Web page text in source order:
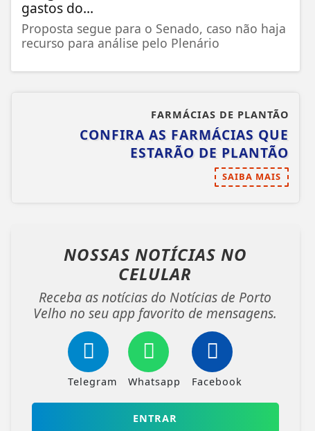
gastos do...
Proposta segue para o Senado, caso não haja
recurso para análise pelo Plenário
FARMÁCIAS DE PLANTÃO
CONFIRA AS FARMÁCIAS QUE
ESTARÃO DE PLANTÃO
SAIBA MAIS
NOSSAS NOTÍCIAS NO
CELULAR
Receba as notícias do Notícias de Porto
Velho no seu app favorito de mensagens.
Telegram Whatsapp Facebook
ENTRAR